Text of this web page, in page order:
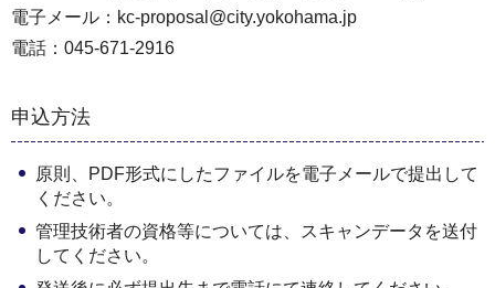
電子メール：kc-proposal@city.yokohama.jp
電話：045-671-2916
申込方法
原則、PDF形式にしたファイルを電子メールで提出して
ください。
管理技術者の資格等については、スキャンデータを送付
してください。